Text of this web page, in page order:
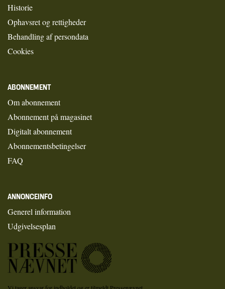
Historie
Ophavsret og rettigheder
Behandling af persondata
Cookies
ABONNEMENT
Om abonnement
Abonnement på magasinet
Digitalt abonnement
Abonnementsbetingelser
FAQ
ANNONCEINFO
Generel information
Udgivelsesplan